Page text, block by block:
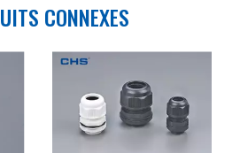
CONNEXES